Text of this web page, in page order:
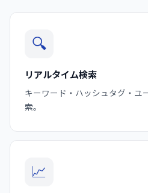
🔍
リアルタイム検索
キーワード・ハッシュタグ・ユ
索。
📈